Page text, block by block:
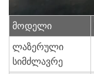
მოდელი
ლაზერული
სიმძლავრე